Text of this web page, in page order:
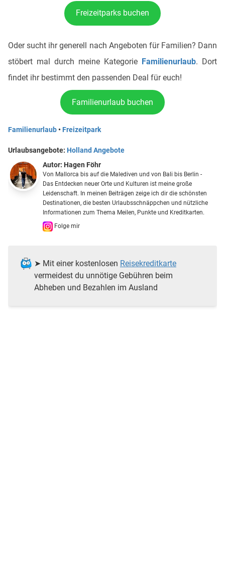
Freizeitparks buchen
Oder sucht ihr generell nach Angeboten für Familien? Dann
stöbert mal durch meine Kategorie Familienurlaub. Dort
findet ihr bestimmt den passenden Deal für euch!
Familienurlaub buchen
Familienurlaub • Freizeitpark
Urlaubsangebote: Holland Angebote
Autor: Hagen Föhr
Von Mallorca bis auf die Malediven und von Bali bis Berlin -
Das Entdecken neuer Orte und Kulturen ist meine große
Leidenschaft. In meinen Beiträgen zeige ich dir die schönsten
Destinationen, die besten Urlaubsschnäppchen und nützliche
Informationen zum Thema Meilen, Punkte und Kreditkarten.
Folge mir
➤ Mit einer kostenlosen Reisekreditkarte
vermeidest du unnötige Gebühren beim
Abheben und Bezahlen im Ausland